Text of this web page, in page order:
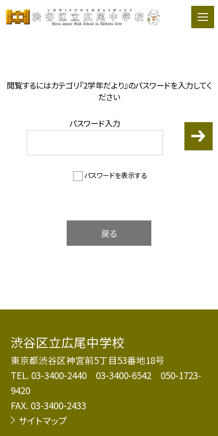
閲覧するにはカテゴリ『2学年だより』のパスワードを入力してく
ださい
パスワード入力
パスワードを表示する
戻る
渋谷区立広尾中学校
東京都渋谷区神宮前5丁目53番地18号
TEL. 03-3400-2440 03-3400-6542 050-1723-
9420
FAX. 03-3400-2433
サイトマップ